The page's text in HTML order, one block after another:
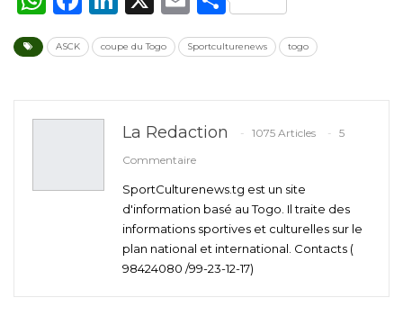
ASCK coupe du Togo Sportculturenews togo
La Redaction 1075 Articles
5
Commentaire
SportCulturenews.tg est un site
d'information basé au Togo. Il traite des
informations sportives et culturelles sur le
plan national et international. Contacts (
98424080 /99-23-12-17)